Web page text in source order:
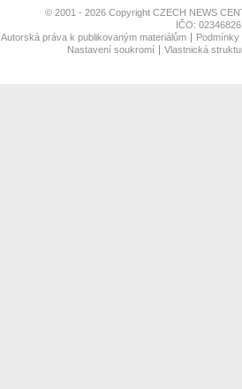
© 2001 - 2026 Copyright CZECH NEWS
IČO:
Autorská práva k publikovaným materiálům
Nastavení soukromí
Vlastnická